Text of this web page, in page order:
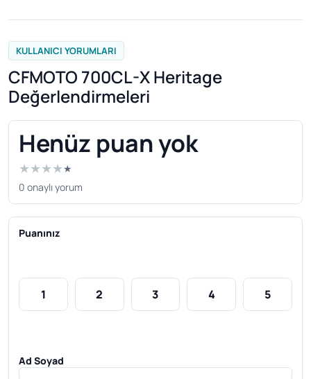
KULLANICI YORUMLARI
CFMOTO 700CL-X Heritage
Değerlendirmeleri
Henüz puan yok
★★★★★
0 onaylı yorum
Puanınız
1 2 3 4 5
Ad Soyad